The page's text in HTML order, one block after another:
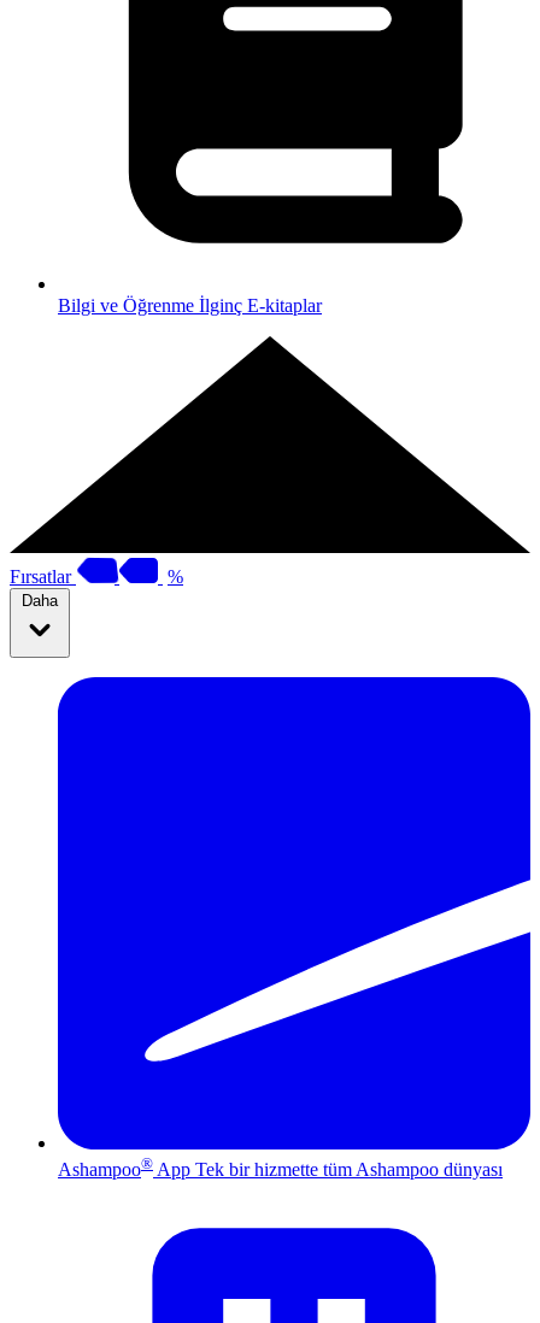
Bilgi ve Öğrenme İlginç E-kitaplar
Fırsatlar %
Daha
Ashampoo® App Tek bir hizmette tüm Ashampoo dünyası